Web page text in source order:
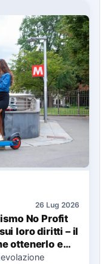
26 Lug 2026
No Profit
loro diritti – il
ottenerlo e